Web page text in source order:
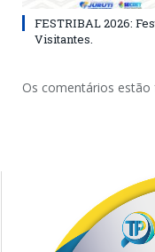
FESTRIBAL 2026:
Visitantes.
Os comentários estão